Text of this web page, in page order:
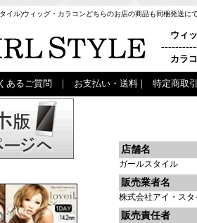
イル)ウィッグ・カラコンどちらのお店の商品も同梱発送に
ウィ
カラ
あるご質問 お支払い・送料 特定商取
店舗名
ガールスタイル
販売業者名
株式会社アイ・スタ
販売責任者